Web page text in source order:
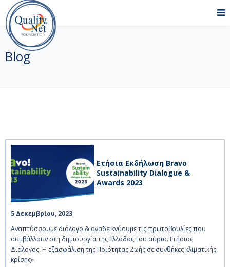
Blog
Ετήσια Εκδήλωση Bravo
Sustainability Dialogue &
Awards 2023
5 Δεκεμβρίου, 2023
Αναπτύσσουμε διάλογο & αναδεικνύουμε τις πρωτοβουλίες που
συμβάλλουν στη δημιουργία της Ελλάδας του αύριο. Ετήσιος
Διάλογος: Η εξασφάλιση της Ποιότητας Ζωής σε συνθήκες κλιματικής
κρίσης»